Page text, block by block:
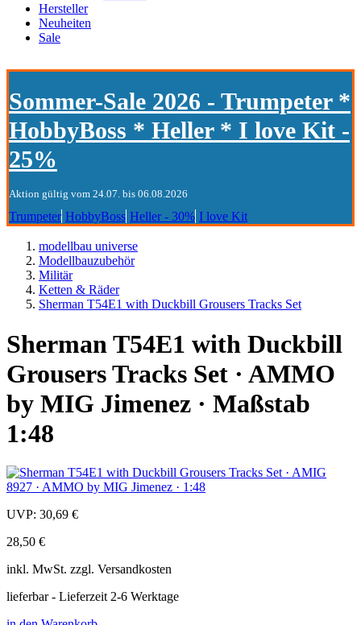
Hersteller
Neuheiten
Sale
Sommer-Sale 2026 - Trumpeter *
HobbyBoss * Heller * I love Kit -
25%
Aktion gültig vom 24.07. bis 06.08.2026
Trumpeter HobbyBoss Heller - 30% I love Kit
modellbau universe
Modellbauzubehör
Militär
Ketten & Räder
Sherman T54E1 with Duckbill Grousers Tracks Set
Sherman T54E1 with Duckbill
Grousers Tracks Set · AMMO
by MIG Jimenez · Maßstab
1:48
UVP: 30,69 €
28,50 €
inkl. MwSt. zzgl. Versandkosten
lieferbar - Lieferzeit 2-6 Werktage